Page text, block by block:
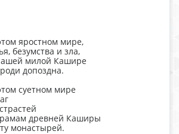
яростном мире,
безумства и зла,
милой Кашире
допоздна.
суетном мире
древней Каширы
монастырей.